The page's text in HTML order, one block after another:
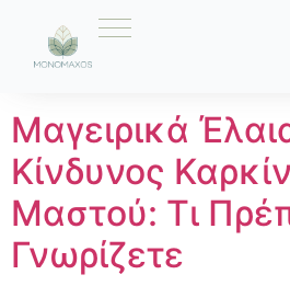
Ετικέτα:
Μαγειρικά
Κίνδυνος
Μαστού: Τι
Γνωρίζετε